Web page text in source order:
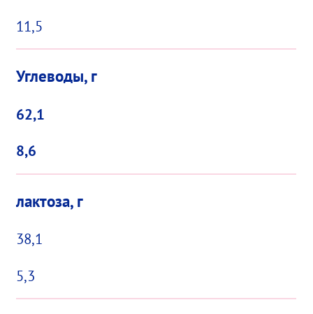
11,5
Углеводы, г
62,1
8,6
лактоза, г
38,1
5,3